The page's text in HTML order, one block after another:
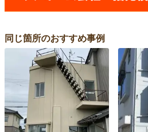
同じ箇所のおすすめ事例